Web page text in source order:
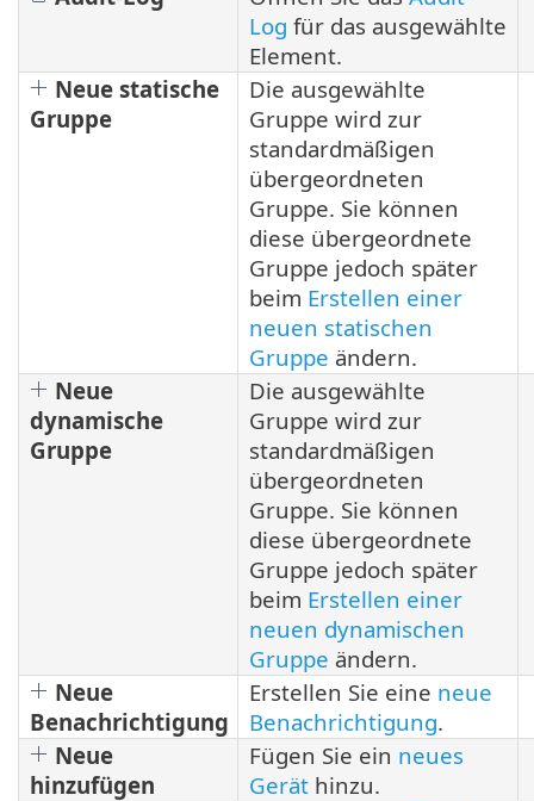
Log für das ausgewählte
Element.
Neue statische
Gruppe
Die ausgewählte
Gruppe wird zur
standardmäßigen
übergeordneten
Gruppe. Sie können
diese übergeordnete
Gruppe jedoch später
beim Erstellen einer
neuen statischen
Gruppe ändern.
Neue
dynamische
Gruppe
Die ausgewählte
Gruppe wird zur
standardmäßigen
übergeordneten
Gruppe. Sie können
diese übergeordnete
Gruppe jedoch später
beim Erstellen einer
neuen dynamischen
Gruppe ändern.
Neue
Benachrichtigung
Erstellen Sie eine neue
Benachrichtigung.
Neue
hinzufügen
Fügen Sie ein neues
Gerät hinzu.